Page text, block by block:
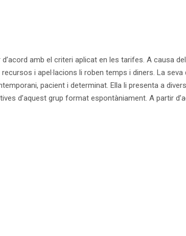
amb el criteri aplicat en les tarifes. A causa
i apel·lacions li roben temps i diners. La seva
pacient i determinat. Ella li presenta a
d’aquest grup format espontàniament. A partir